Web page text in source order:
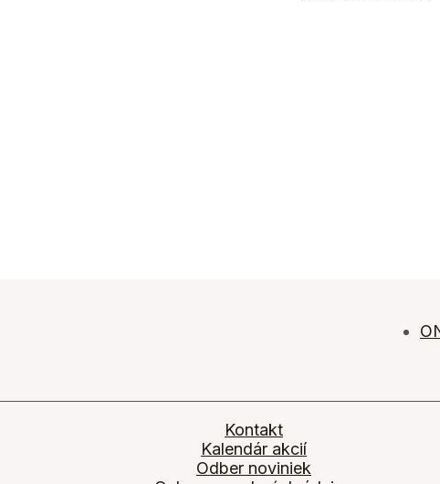
Kontakt
Kalendár akcií
Odber noviniek